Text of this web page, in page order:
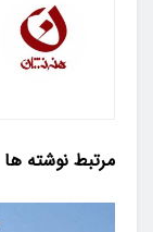
مرتبط نوشته ها